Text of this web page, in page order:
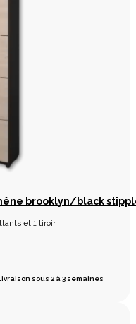
brooklyn/black
et 1 tiroir.
sous 2 à 3 semaines